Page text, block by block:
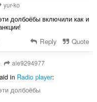
yur-ko
долбоёбы включили как и
Reply Quote
ale9294977
in Radio player:
долбоёбы